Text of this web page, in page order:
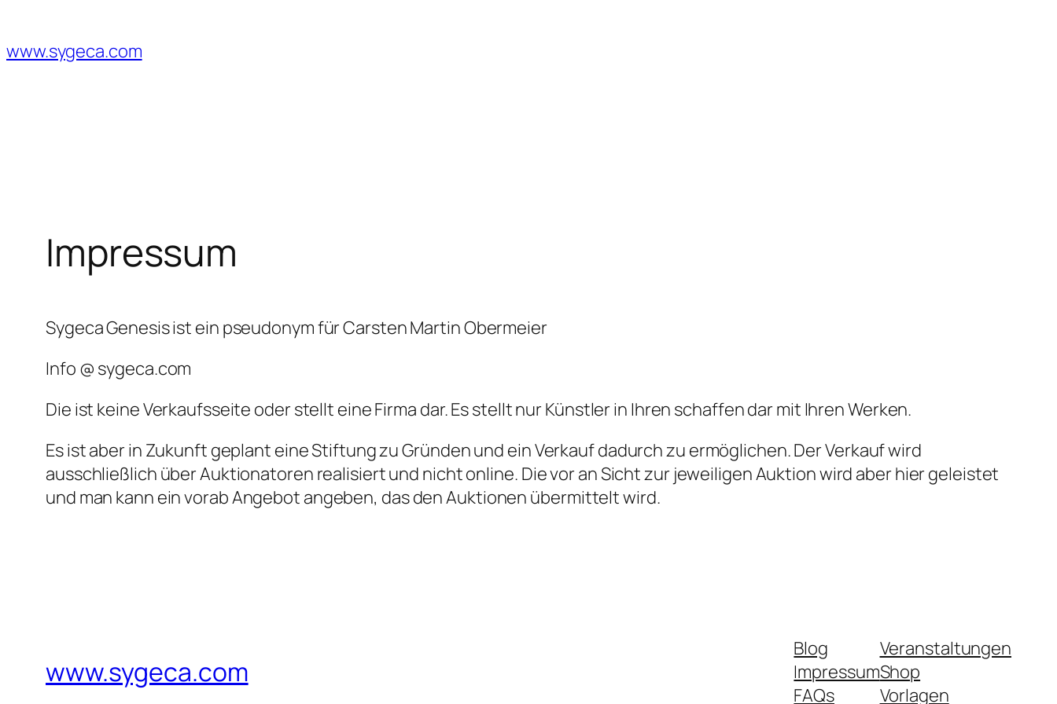
springen
www.sygeca.com
Impressum
Sygeca Genesis ist ein pseudonym für Carsten Martin Obermeier
Info @ sygeca.com
Die ist keine Verkaufsseite oder stellt eine Firma dar. Es stellt nur Künstler in Ihren schaffen dar mit Ihren Werken.
Es ist aber in Zukunft geplant eine Stiftung zu Gründen und ein Verkauf dadurch zu ermöglichen. Der Verkauf wird
ausschließlich über Auktionatoren realisiert und nicht online. Die vor an Sicht zur jeweiligen Auktion wird aber hier geleistet
und man kann ein vorab Angebot angeben, das den Auktionen übermittelt wird.
www.sygeca.com
Blog
Impressum
FAQs
Veranstaltungen
Shop
Vorlagen